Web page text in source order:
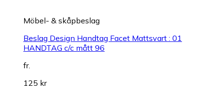
Möbel- & skåpbeslag
Beslag Design Handtag Facet Mattsvart : 01
HANDTAG c/c mått 96
fr.
125 kr